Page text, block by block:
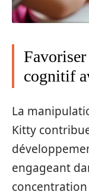
cognitif
La
Kitty
engageant